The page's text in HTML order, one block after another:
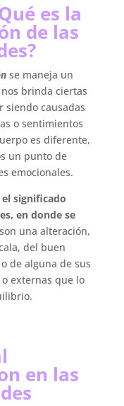
es la
de las
se maneja un
brinda ciertas
siendo causadas
o sentimientos
es diferente,
un punto de
emocionales.
el significado
en donde se
una alteración,
del buen
de alguna de sus
externas que lo
en las